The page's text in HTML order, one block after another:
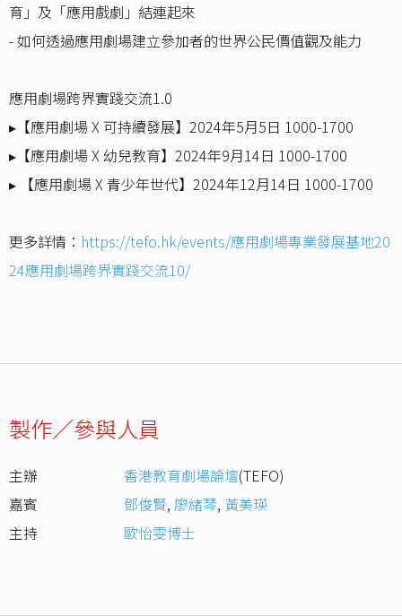
育」及「應用戲劇」結連起來
- 如何透過應用劇場建立參加者的世界公民價值觀及能力
應用劇場跨界實踐交流1.0
▸【應用劇場 X 可持續發展】2024年5月5日 1000-1700
▸【應用劇場 X 幼兒教育】2024年9月14日 1000-1700
▸ 【應用劇場 X 青少年世代】2024年12月14日 1000-1700
更多詳情： https://tefo.hk/events/應用劇場專業發展基地20
24應用劇場跨界實踐交流10/
製作／參與人員
主辦 香港教育劇場論壇(TEFO)
嘉賓
鄧俊賢, 廖緒琴, 黃美瑛
主持
歐怡雯博士